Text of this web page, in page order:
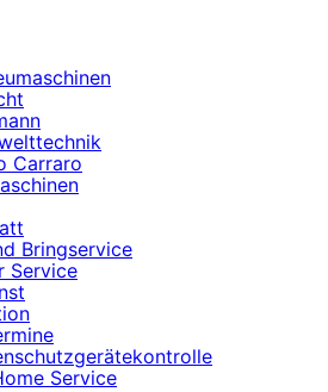
Carraro
Bringservice
Service
Service